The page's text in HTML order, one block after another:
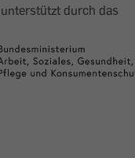
unterstützt durch das